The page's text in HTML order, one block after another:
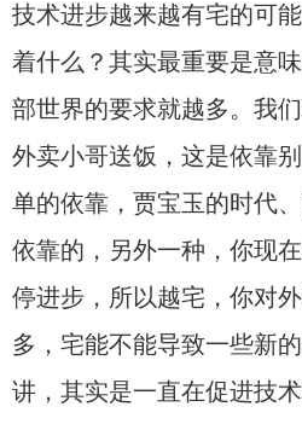
技术进步越来越有宅的可
着什么？其实最重要是意
部世界的要求就越多。我
外卖小哥送饭，这是依靠
单的依靠，贾宝玉的时代
依靠的，另外一种，你现
停进步，所以越宅，你对
多，宅能不能导致一些新
讲，其实是一直在促进技